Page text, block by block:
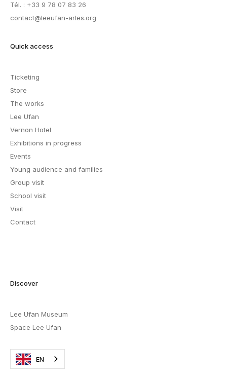
Tél. : +33 9 78 07 83 26
contact@leeufan-arles.org
Quick access
Ticketing
Store
The works
Lee Ufan
Vernon Hotel
Exhibitions in progress
Events
Young audience and families
Group visit
School visit
Visit
Contact
Discover
Lee Ufan Museum
Space Lee Ufan
EN